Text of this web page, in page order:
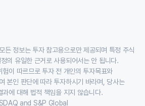
든 정보는 투자 참고용으로만 제공되며 특정 주식
의 유일한 근거로 사용되어서는 안 됩니다.
험이 따르므로 투자 전 개인의 투자목표와
본인 판단에 따라 투자하시기 바라며, 당사는
에 대해 법적 책임을 지지 않습니다.
and S&P Global